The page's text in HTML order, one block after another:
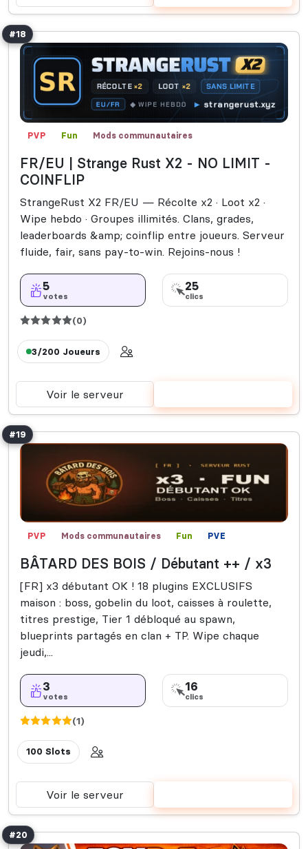
#18
PVP Fun Mods communautaires
FR/EU | Strange Rust X2 - NO LIMIT -
COINFLIP
StrangeRust X2 FR/EU — Récolte x2 · Loot x2 ·
Wipe hebdo · Groupes illimités. Clans, grades,
leaderboards &amp; coinflip entre joueurs. Serveur
fluide, fair, sans pay-to-win. Rejoins-nous !
5
votes
25
clics
(0)
3/200 Joueurs
Voir le serveur
#19
PVP Mods communautaires Fun PVE
BÂTARD DES BOIS / Débutant ++ / x3
[FR] x3 débutant OK ! 18 plugins EXCLUSIFS
maison : boss, gobelin du loot, caisses à roulette,
titres prestige, Tier 1 débloqué au spawn,
blueprints partagés en clan + TP. Wipe chaque
jeudi,...
3
votes
16
clics
(1)
100 Slots
Voir le serveur
#20